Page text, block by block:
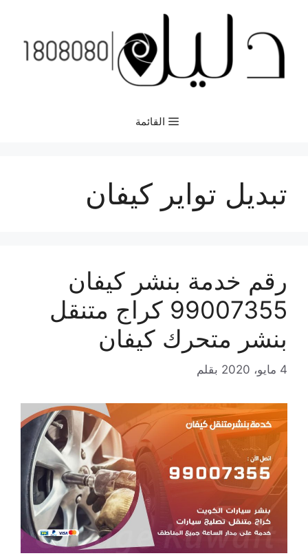
المحتوى
القائمة
تبديل تواير كيفان
رقم خدمة بنشر كيفان
99007355 كراج متنقل
بنشر متحرك كيفان
4 مايو، 2020 بقلم